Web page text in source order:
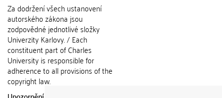
Za dodržení všech ustanovení
autorského zákona jsou
zodpovědné jednotlivé složky
Univerzity Karlovy. / Each
constituent part of Charles
University is responsible for
adherence to all provisions of the
copyright law.